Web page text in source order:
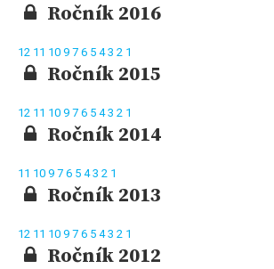
Ročník 2016
12 11 10 9 7 6 5 43 2 1
Ročník 2015
12 11 10 9 7 6 5 43 2 1
Ročník 2014
11 10 9 7 6 5 43 2 1
Ročník 2013
12 11 10 9 7 6 5 43 2 1
Ročník 2012